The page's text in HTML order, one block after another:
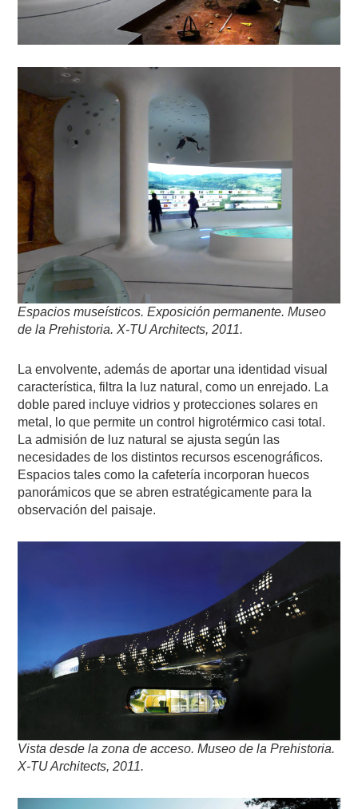
Espacios museísticos. Exposición permanente. Museo
de la Prehistoria. X-TU Architects, 2011.
La envolvente, además de aportar una identidad visual
característica, filtra la luz natural, como un enrejado. La
doble pared incluye vidrios y protecciones solares en
metal, lo que permite un control higrotérmico casi total.
La admisión de luz natural se ajusta según las
necesidades de los distintos recursos escenográficos.
Espacios tales como la cafetería incorporan huecos
panorámicos que se abren estratégicamente para la
observación del paisaje.
Vista desde la zona de acceso. Museo de la Prehistoria.
X-TU Architects, 2011.